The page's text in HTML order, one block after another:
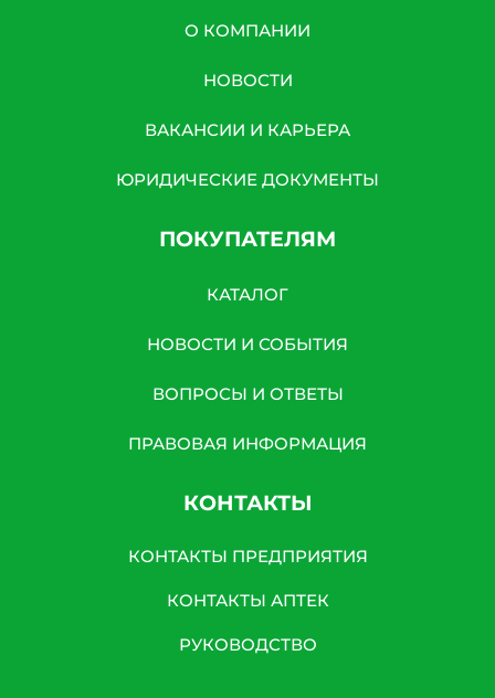
О КОМПАНИИ
НОВОСТИ
ВАКАНСИИ И КАРЬЕРА
ЮРИДИЧЕСКИЕ ДОКУМЕНТЫ
ПОКУПАТЕЛЯМ
КАТАЛОГ
НОВОСТИ И СОБЫТИЯ
ВОПРОСЫ И ОТВЕТЫ
ПРАВОВАЯ ИНФОРМАЦИЯ
КОНТАКТЫ
КОНТАКТЫ ПРЕДПРИЯТИЯ
КОНТАКТЫ АПТЕК
РУКОВОДСТВО